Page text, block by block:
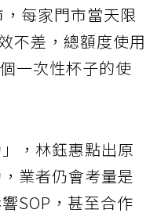
每家門市當天限
不差，總額度使用
一次性杯子的使
，林鈺惠點出原
業者仍會考量是
SOP，甚至合作